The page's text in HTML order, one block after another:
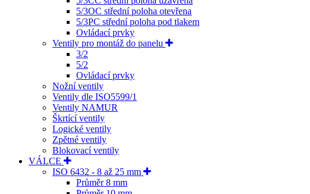
5/3OC střední poloha otevřena
5/3PC střední poloha pod tlakem
Ovládací prvky
Ventily pro montáž do panelu
3/2
5/2
Ovládací prvky
Nožní ventily
Ventily dle ISO5599/1
Ventily NAMUR
Škrtící ventily
Logické ventily
Zpětné ventily
Blokovací ventily
VÁLCE
ISO 6432 - 8 až 25 mm
Průměr 8 mm